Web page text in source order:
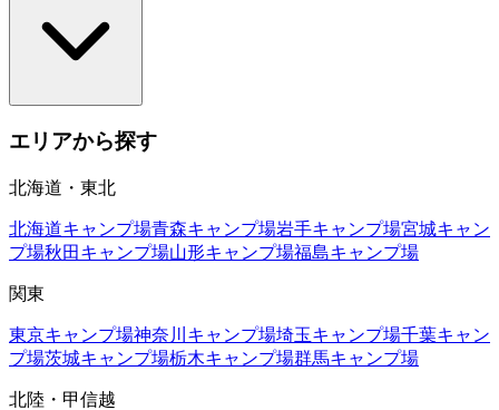
エリアから探す
北海道・東北
北海道キャンプ場青森キャンプ場岩手キャンプ場宮城キャン
プ場秋田 キャンプ場山形キャンプ場福島キャンプ場
関東
東京キャンプ場神奈川 キャンプ場埼玉キャンプ場千葉キャン
プ場茨城キャンプ場栃木キャンプ場群馬キャンプ場
北陸・甲信越